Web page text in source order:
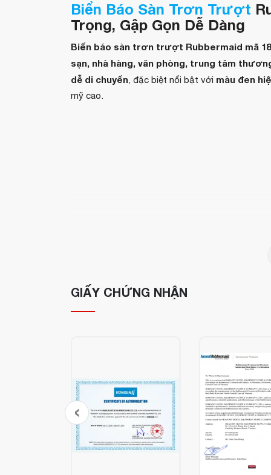
Biển Báo Sàn Trơn Trượt
Trọng, Gập Gọn Dễ Dàng
Biển báo sàn trơn trượt Rubbermaid mã
sạn, nhà hàng, văn phòng, trung tâm
dễ di chuyển, đặc biệt nổi bật với màu đen
mỹ cao.
Ưu điểm nổi bật:
, chắc chắn, bền
GIẤY CHỨNG NHẬN
‹